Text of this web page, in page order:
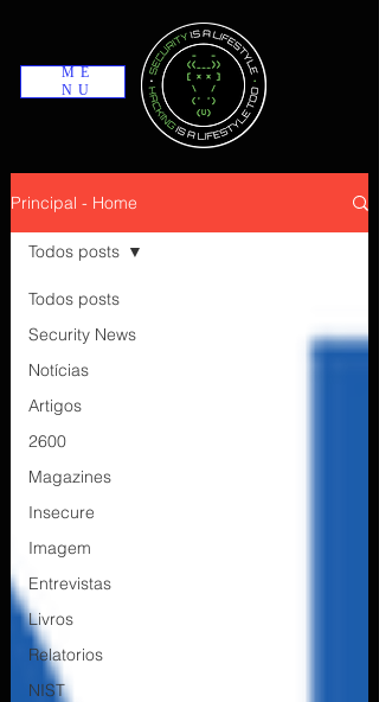
ME
NU
Principal - Home
Todos posts
Security News
Notícias
Artigos
2600
Magazines
Insecure
Imagem
Entrevistas
Livros
Relatorios
NIST
Todos posts